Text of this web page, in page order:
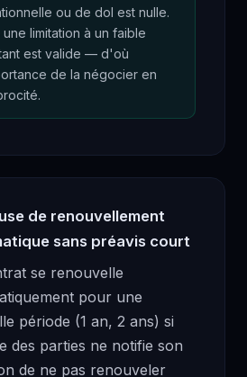
ou de dol est nulle.
une limitation à un faible
est valide — d'où
de la négocier en
de renouvellement
sans préavis court
se renouvelle
pour une
période (1 an, 2 ans) si
des parties ne notifie son
de ne pas renouveler